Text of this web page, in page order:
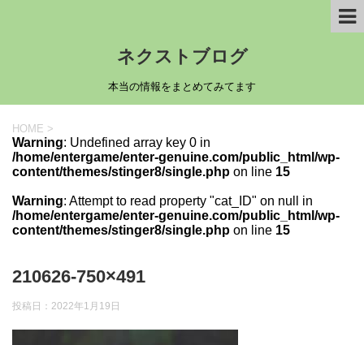
ネクストブログ
本当の情報をまとめてみてます
HOME >
Warning: Undefined array key 0 in
/home/entergame/enter-genuine.com/public_html/wp-
content/themes/stinger8/single.php on line 15
Warning: Attempt to read property "cat_ID" on null in
/home/entergame/enter-genuine.com/public_html/wp-
content/themes/stinger8/single.php on line 15
210626-750×491
投稿日： 2022年1月19日